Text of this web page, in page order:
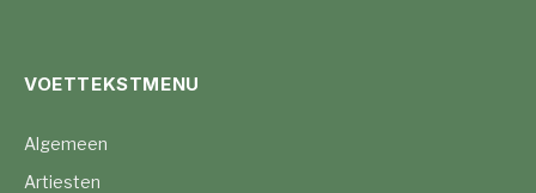
VOETTEKSTMENU
Algemeen
Artiesten